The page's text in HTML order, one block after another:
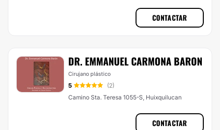
CONTACTAR
DR. EMMANUEL CARMONA BARON
Cirujano plástico
5
(2)
Camino Sta. Teresa 1055-S, Huixquilucan
CONTACTAR